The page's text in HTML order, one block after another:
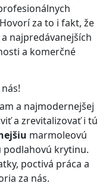
za to i fakt, že
najpredávanejších
a komerčné
a najmodernejšej
a zrevitalizovať i tú
marmoleovú
podlahovú krytinu.
poctivá práca a
za nás.